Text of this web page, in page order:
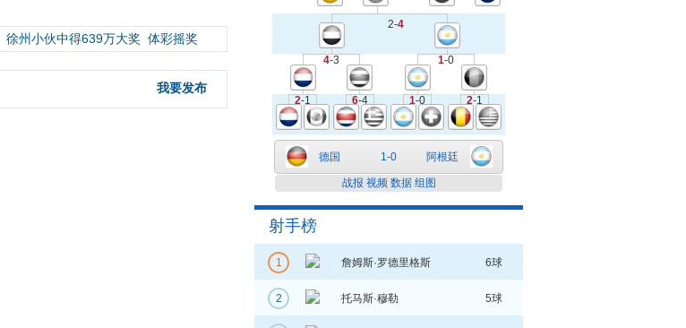
徐州小伙中得639万大奖 体彩摇奖
我要发布
2-4
4-3 1-0
2-1 6-4 1-0 2-1
德国 1-0 阿根廷
战报 视频 数据 组图
射手榜
1 詹姆斯·罗德里格斯 6球
2 托马斯·穆勒 5球